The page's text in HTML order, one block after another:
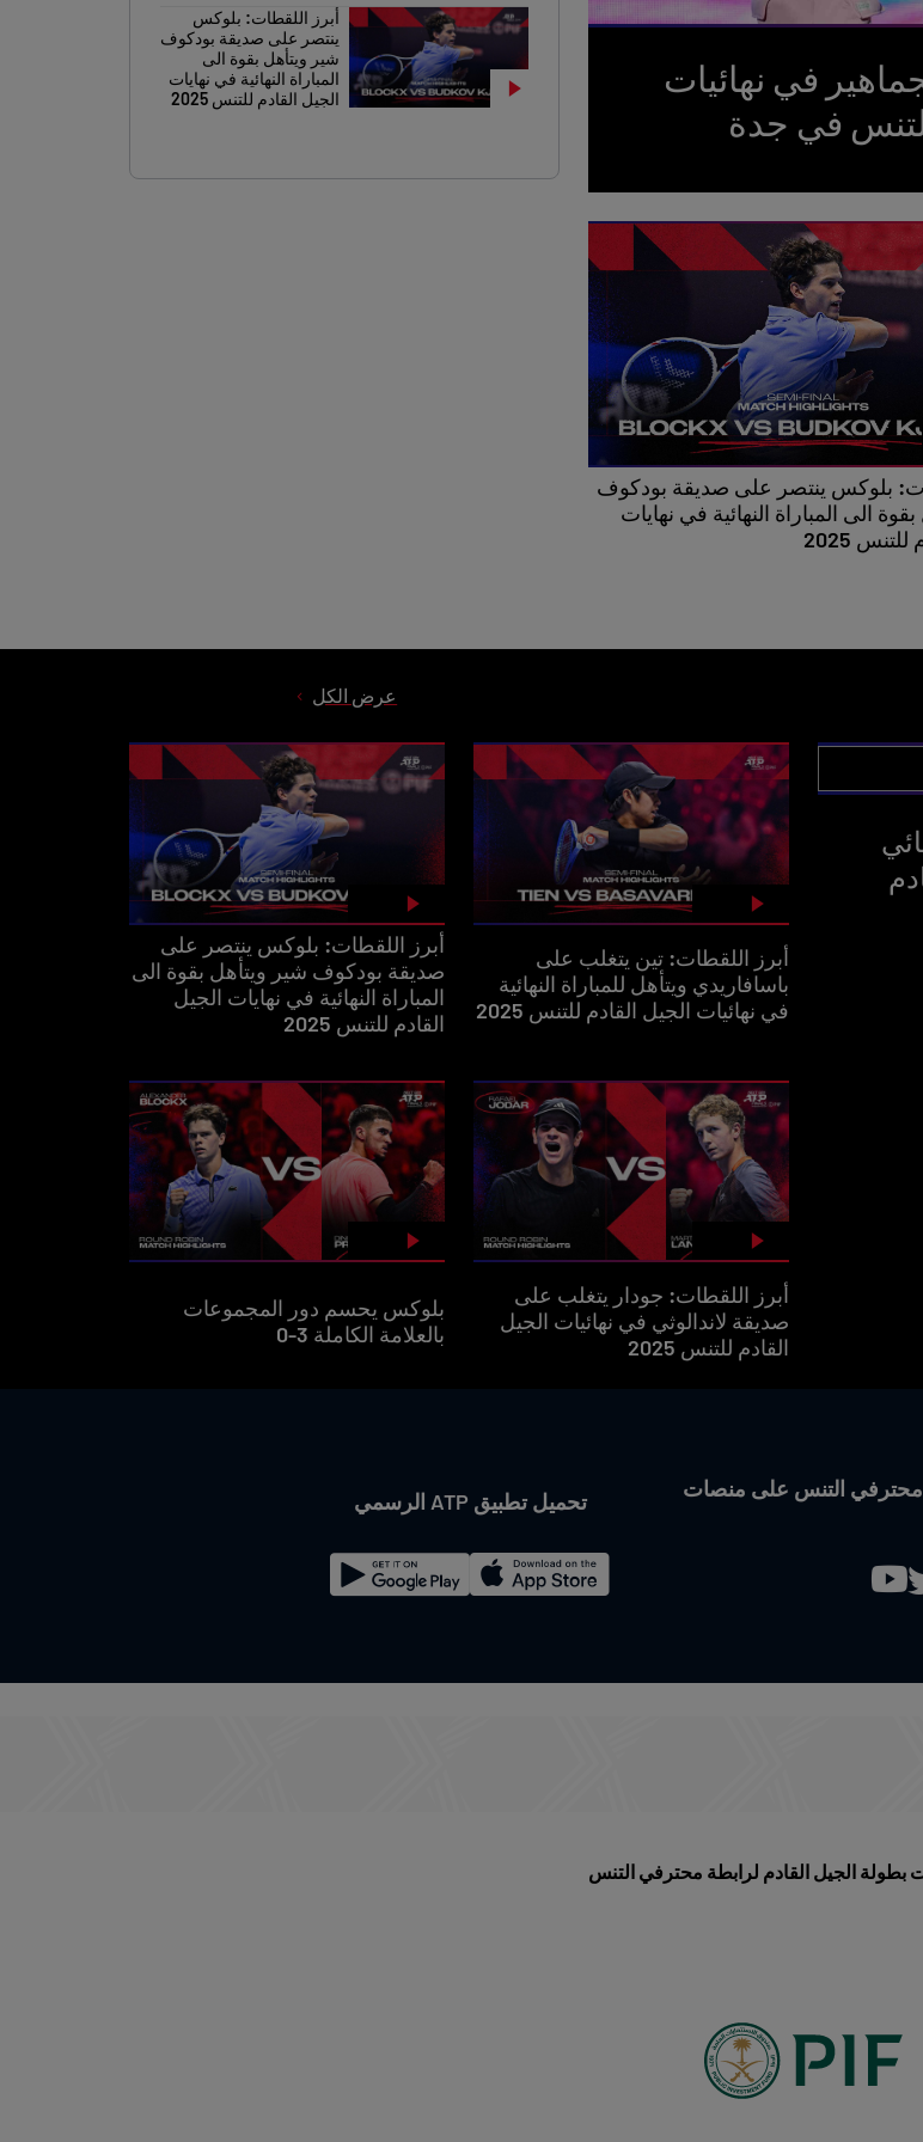
في نهائيات
في جدة
بلوكس ينتصر على صديقة بودكوف
الى المباراة النهائية في نهايات
2025
أبرز اللقطات: بلوكس
ينتصر على صديقة بودكوف
شير ويتأهل بقوة الى
المباراة النهائية في نهايات
الجيل القادم للتنس 2025
عرض الكل
أبرز اللقطات: تين يتغلب على
باسافاريدي ويتأهل للمباراة النهائية
في نهائيات الجيل القادم للتنس 2025
أبرز اللقطات: بلوكس ينتصر على
صديقة بودكوف شير ويتأهل بقوة الى
المباراة النهائية في نهايات الجيل
القادم للتنس 2025
أبرز اللقطات: جودار يتغلب على
صديقة لاندالوثي في نهائيات الجيل
القادم للتنس 2025
بلوكس يحسم دور المجموعات
بالعلامة الكاملة 3-0
محترفي التنس على منصات
تحميل تطبيق ATP الرسمي
بطولة الجيل القادم لرابطة محترفي التنس